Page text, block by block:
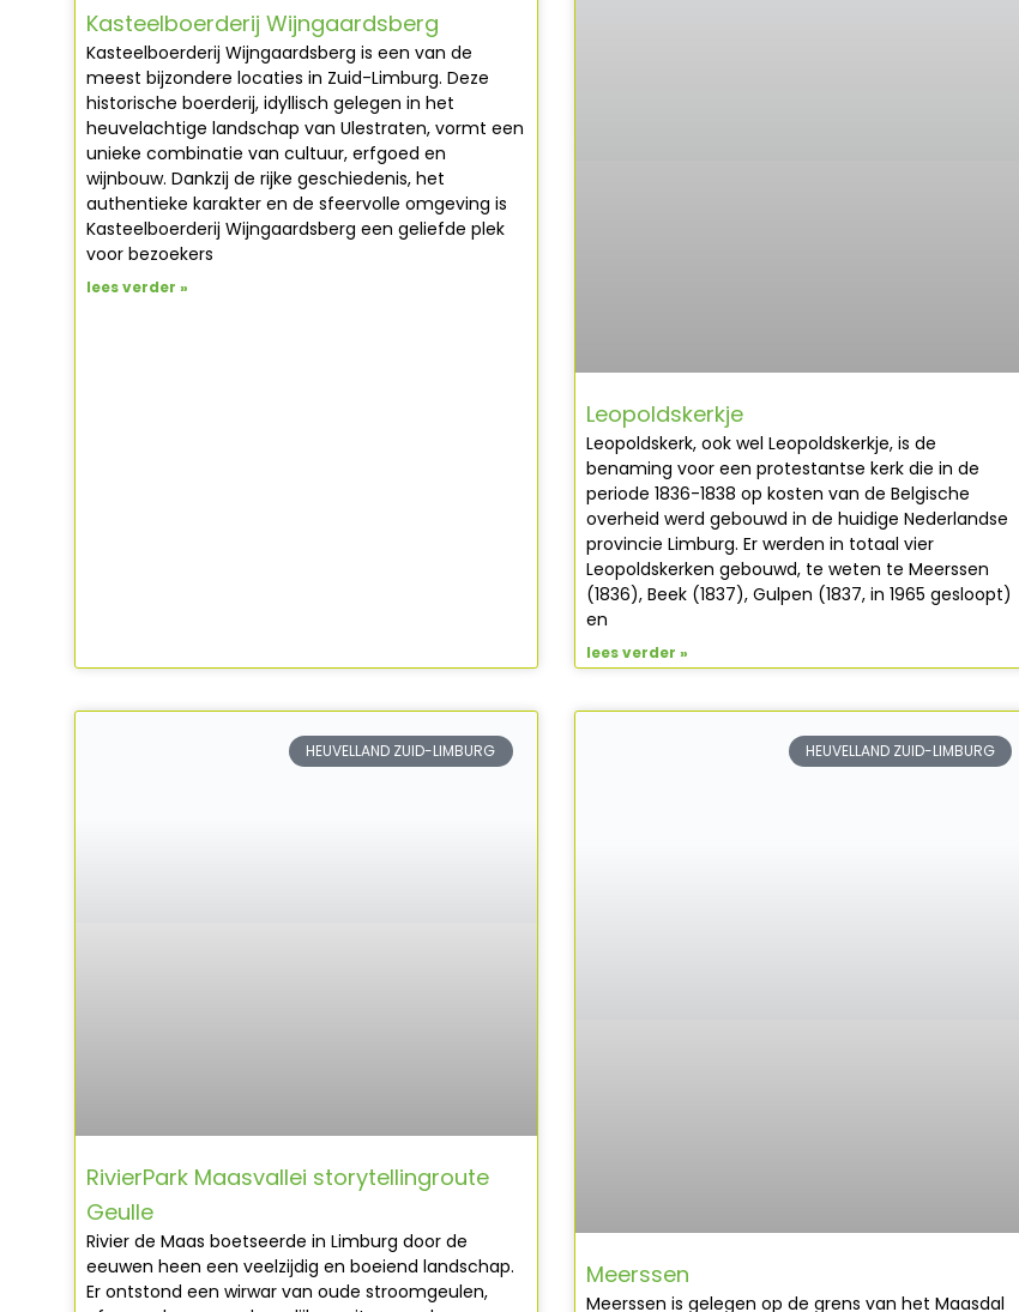
Kasteelboerderij Wijngaardsberg
Kasteelboerderij Wijngaardsberg is een van de
meest bijzondere locaties in Zuid-Limburg. Deze
historische boerderij, idyllisch gelegen in het
heuvelachtige landschap van Ulestraten, vormt een
unieke combinatie van cultuur, erfgoed en
wijnbouw. Dankzij de rijke geschiedenis, het
authentieke karakter en de sfeervolle omgeving is
Kasteelboerderij Wijngaardsberg een geliefde plek
voor bezoekers
lees verder »
Leopoldskerkje
Leopoldskerk, ook wel Leopoldskerkje, is de
benaming voor een protestantse kerk die in de
periode 1836-1838 op kosten van de Belgische
overheid werd gebouwd in de huidige Nederlandse
provincie Limburg. Er werden in totaal vier
Leopoldskerken gebouwd, te weten te Meerssen
(1836), Beek (1837), Gulpen (1837, in 1965 gesloopt)
en
lees verder »
HEUVELLAND ZUID-LIMBURG
RivierPark Maasvallei storytellingroute
Geulle
Rivier de Maas boetseerde in Limburg door de
eeuwen heen een veelzijdig en boeiend landschap.
Er ontstond een wirwar van oude stroomgeulen,
HEUVELLAND ZUID-LIMBURG
Meerssen
Meerssen is gelegen op de grens van het Maasdal